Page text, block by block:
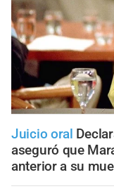
Juicio oral
aseguró que
anterior a su